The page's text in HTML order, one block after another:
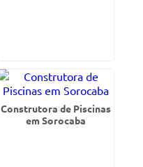
Construtora de Piscinas
em Sorocaba